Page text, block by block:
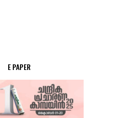
E PAPER